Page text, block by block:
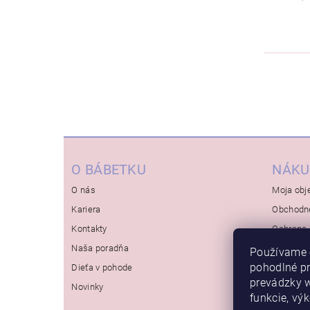
O BÁBETKU
O nás
Kariera
Kontakty
Naša poradňa
Dieťa v pohode
Novinky
Moja
Ochrana
pohodlné
prevádzky
funkcie,